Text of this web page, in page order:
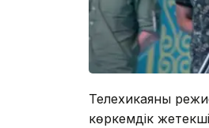
Телехикаяның
көркемдік